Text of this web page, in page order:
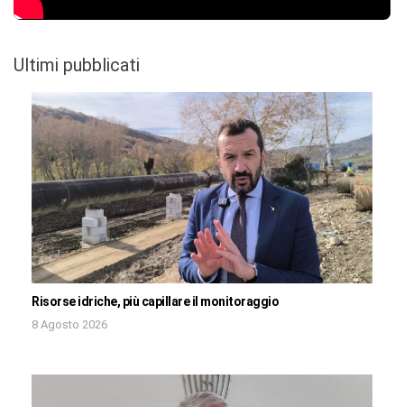
Ultimi pubblicati
Risorse idriche, più capillare il monitoraggio
8 Agosto 2026